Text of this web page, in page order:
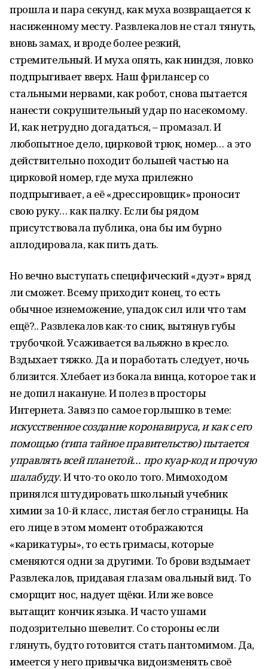
прошла и пара секунд, как муха возвращается к
насиженному месту. Развлекалов не стал тянуть,
вновь замах, и вроде более резкий,
стремительный. И муха опять, как ниндзя, ловко
подпрыгивает вверх. Наш фрилансер со
стальными нервами, как робот, снова пытается
нанести сокрушительный удар по насекомому.
И, как нетрудно догадаться, – промазал. И
любопытное дело, цирковой трюк, номер… а это
действительно походит большей частью на
цирковой номер, где муха прилежно
подпрыгивает, а её «дрессировщик» проносит
свою руку… как палку. Если бы рядом
присутствовала публика, она бы им бурно
аплодировала, как пить дать.
Но вечно выступать специфический «дуэт» вряд
ли сможет. Всему приходит конец, то есть
обычное изнеможение, упадок сил или что там
ещё?.. Развлекалов как-то сник, вытянув губы
трубочкой. Усаживается вальяжно в кресло.
Вздыхает тяжко. Да и поработать следует, ночь
близится. Хлебает из бокала винца, которое так и
не допил накануне. И полез в просторы
Интернета. Завяз по самое горлышко в теме:
искусственное создание коронавируса, и как с его
помощью (типа тайное правительство) пытается
управлять всей планетой… про куар-код и прочую
шалабуду. И что-то около того. Мимоходом
принялся штудировать школьный учебник
химии за 10-й класс, листая бегло страницы. На
его лице в этом момент отображаются
«карикатуры», то есть гримасы, которые
сменяются одни за другими. То брови вздымает
Развлекалов, придавая глазам овальный вид. То
сморщит нос, надует щёки. Или же вовсе
вытащит кончик языка. И часто ушами
подозрительно шевелит. Со стороны если
глянуть, будто готовится стать пантомимом. Да,
имеется у него привычка видоизменять своё